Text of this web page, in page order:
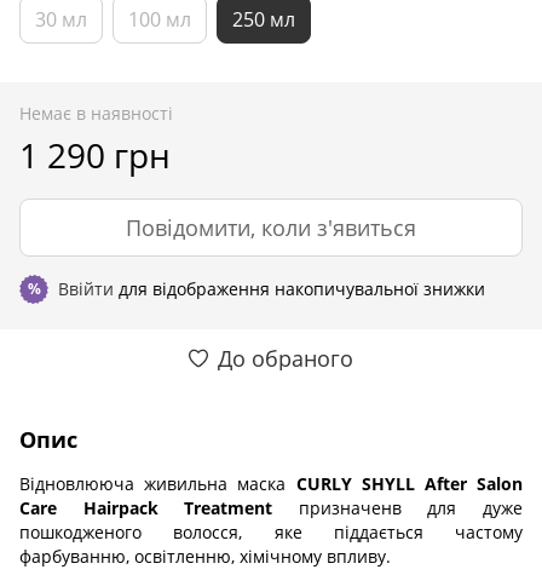
30 мл 100 мл 250 мл
Немає в наявності
1 290 грн
Повідомити, коли з'явиться
% Ввійти для відображення накопичувальної знижки
До обраного
Опис
Відновлююча живильна маска CURLY SHYLL After Salon
Care Hairpack Treatment призначенв для дуже
пошкодженого волосся, яке піддається частому
фарбуванню, освітленню, хімічному впливу.